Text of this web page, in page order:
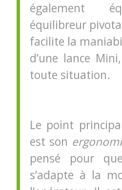
également
équilibreur
facilite la
d’une lance
toute situation.
Le point
est son
pensé pour
s’adapte à la